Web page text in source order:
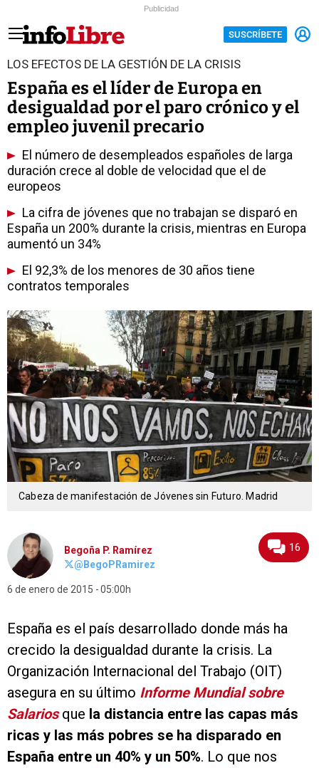
Publicidad
SUSCRÍBETE
LOS EFECTOS DE LA GESTIÓN DE LA CRISIS
España es el líder de Europa en
desigualdad por el paro crónico y el
empleo juvenil precario
El número de desempleados españoles de larga
duración crece al doble de velocidad que el de
europeos
La cifra de jóvenes que no trabajan se disparó en
España un 200% durante la crisis, mientras en Europa
aumentó un 34%
El 92,3% de los menores de 30 años tiene
contratos temporales
Cabeza de manifestación de Jóvenes sin Futuro. Madrid
Begoña P. Ramírez
@BegoPRamirez
6 de enero de 2015 05:00h
16
España es el país desarrollado donde más ha
crecido la desigualdad durante la crisis. La
Organización Internacional del Trabajo (OIT)
asegura en su último Informe Mundial sobre
Salariosque la distancia entre las capas más
ricas y las más pobres se ha disparado en
España entre un 40% y un 50%. Lo que nos